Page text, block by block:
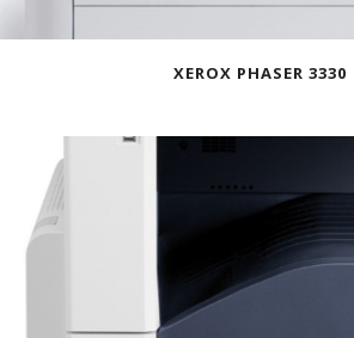
XEROX PHASER 3330